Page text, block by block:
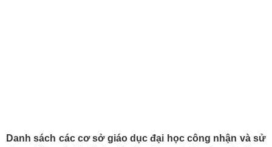
Danh sách các cơ sở giáo dục đại học công nhận và sử